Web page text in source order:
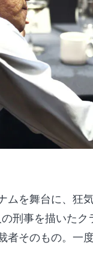
ムを舞台に、狂
刑事を描いた
者そのもの。一